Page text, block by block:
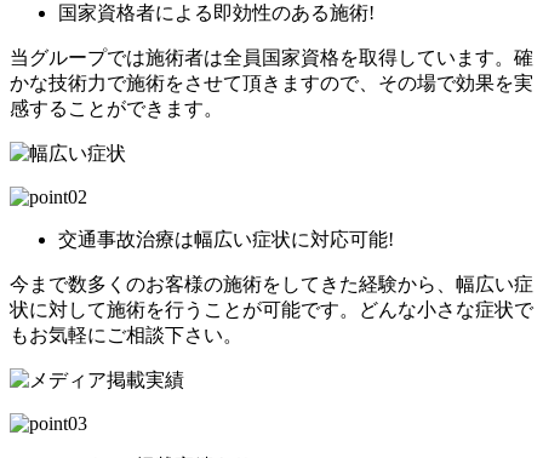
国家資格者による即効性のある施術!
当グループでは施術者は全員国家資格を取得しています。確
かな技術力で施術をさせて頂きますので、その場で効果を実
感することができます。
交通事故治療は幅広い症状に対応可能!
今まで数多くのお客様の施術をしてきた経験から、幅広い症
状に対して施術を行うことが可能です。どんな小さな症状で
もお気軽にご相談下さい。